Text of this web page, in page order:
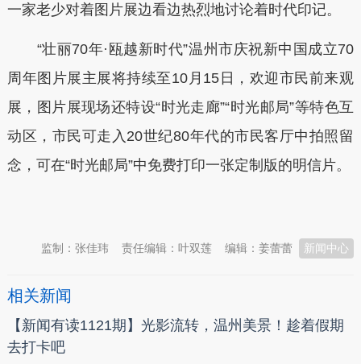
一家老少对着图片展边看边热烈地讨论着时代印记。
“壮丽70年·瓯越新时代”温州市庆祝新中国成立70
周年图片展主展将持续至10月15日，欢迎市民前来观
展，图片展现场还特设“时光走廊”“时光邮局”等特色互
动区，市民可走入20世纪80年代的市民客厅中拍照留
念，可在“时光邮局”中免费打印一张定制版的明信片。
新闻中心
编辑：姜蕾蕾
责任编辑：叶双莲
监制：张佳玮
相关新闻
【新闻有读1121期】光影流转，温州美景！趁着假期
去打卡吧